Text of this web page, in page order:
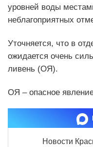
уровней воды
неблагоприятных
Уточняется, что в
ожидается очень
ливень (ОЯ).
ОЯ – опасное
Новости